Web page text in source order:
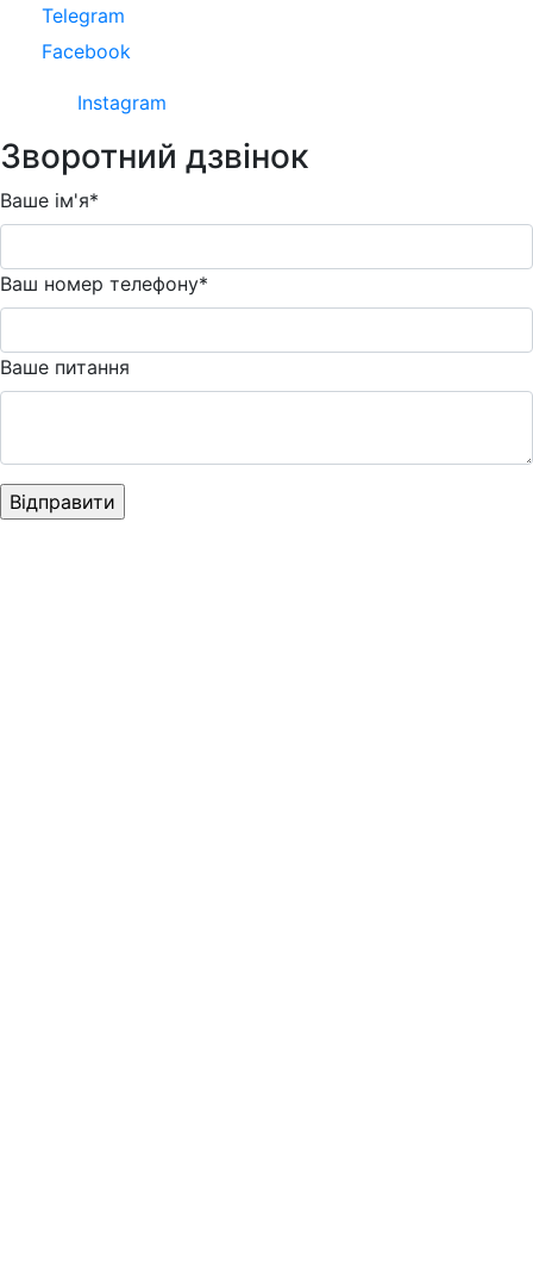
Telegram
Facebook
Instagram
Зворотний дзвінок
Ваше ім'я*
Ваш номер телефону*
Ваше питання